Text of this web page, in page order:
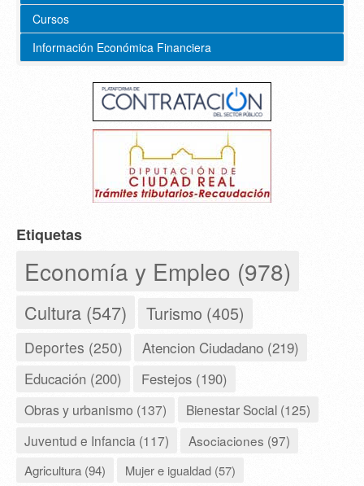
Cursos
Información Económica Financiera
Etiquetas
Economía y Empleo (978)
Cultura (547) Turismo (405)
Deportes (250) Atencion Ciudadano (219)
Educación (200) Festejos (190)
Obras y urbanismo (137)
Bienestar Social (125)
Juventud e Infancia (117)
Asociaciones (97)
Agricultura (94)
Mujer e igualdad (57)